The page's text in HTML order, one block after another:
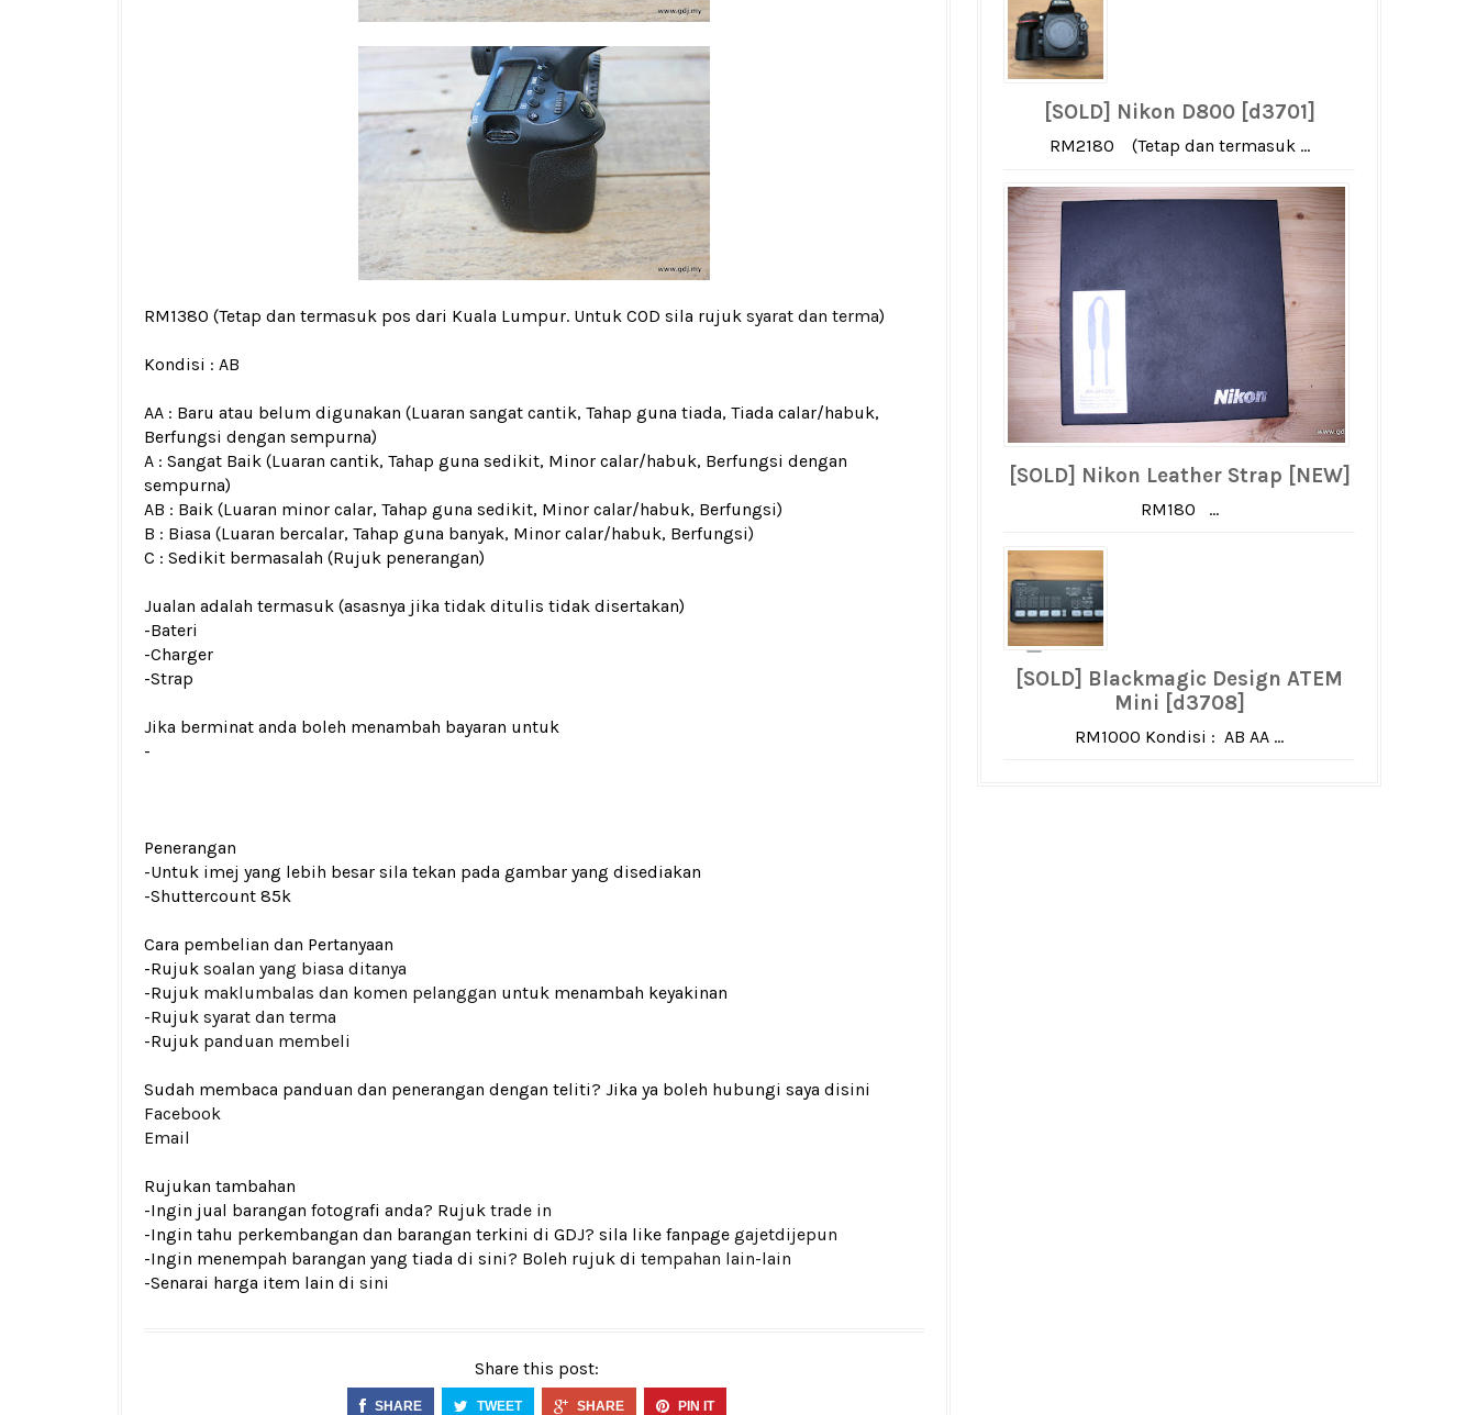
RM1380 (Tetap dan termasuk pos dari Kuala Lumpur. Untuk COD sila rujuk syarat dan terma)
Kondisi : AB
AA : Baru atau belum digunakan (Luaran sangat cantik, Tahap guna tiada, Tiada calar/habuk,
Berfungsi dengan sempurna)
A : Sangat Baik (Luaran cantik, Tahap guna sedikit, Minor calar/habuk, Berfungsi dengan
sempurna)
AB : Baik (Luaran minor calar, Tahap guna sedikit, Minor calar/habuk, Berfungsi)
B : Biasa (Luaran bercalar, Tahap guna banyak, Minor calar/habuk, Berfungsi)
C : Sedikit bermasalah (Rujuk penerangan)
Jualan adalah termasuk (asasnya jika tidak ditulis tidak disertakan)
-Bateri
-Charger
-Strap
Jika berminat anda boleh menambah bayaran untuk
-
Penerangan
-Untuk imej yang lebih besar sila tekan pada gambar yang disediakan
-Shuttercount 85k
Cara pembelian dan Pertanyaan
-Rujuk soalan yang biasa ditanya
-Rujuk maklumbalas dan komen pelanggan untuk menambah keyakinan
-Rujuk syarat dan terma
-Rujuk panduan membeli
Sudah membaca panduan dan penerangan dengan teliti? Jika ya boleh hubungi saya disini
Facebook
Email
Rujukan tambahan
-Ingin jual barangan fotografi anda? Rujuk trade in
-Ingin tahu perkembangan dan barangan terkini di GDJ? sila like fanpage gajetdijepun
-Ingin menempah barangan yang tiada di sini? Boleh rujuk di tempahan lain-lain
-Senarai harga item lain di sini
Share this post:
SHARE TWEET SHARE PIN IT
[SOLD] Nikon D800 [d3701]
RM2180 (Tetap dan termasuk ...
[SOLD] Nikon Leather Strap [NEW]
RM180 ...
[SOLD] Blackmagic Design ATEM
Mini [d3708]
RM1000 Kondisi : AB AA ...